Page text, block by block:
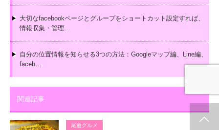
大切なfacebookページとグループをショートカット設定すれば、
情報収集・管理…
自分の位置情報を知らせる3つの方法：Googleマップ編、Line編、
faceb…
関連記事
尾道グルメ
ホーム 新着情報 お問合せ